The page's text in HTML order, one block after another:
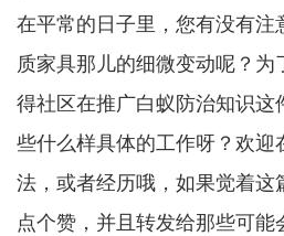
在平常的日子里，您有没有注
质家具那儿的细微变动呢？
得社区在推广白蚁防治知识这
些什么样具体的工作呀？欢迎
法，或者经历哦，如果觉着这
点个赞，并且转发给那些可能